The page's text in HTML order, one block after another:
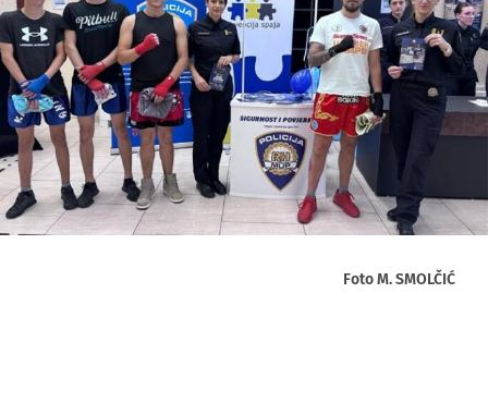
Foto M. SMOLČIĆ